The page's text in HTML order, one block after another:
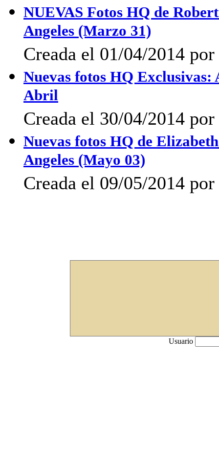
NUEVAS Fotos HQ de
Angeles (Marzo 31)
Creada el 01/04/2014
Nuevas fotos HQ
Abril
Creada el 30/04/2014
Nuevas fotos HQ de
Angeles (Mayo 03)
Creada el 09/05/2014
Usuario